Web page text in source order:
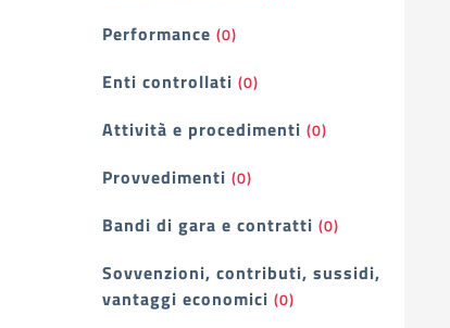
Performance (0)
Enti controllati (0)
Attività e procedimenti (0)
Provvedimenti (0)
Bandi di gara e contratti (0)
Sovvenzioni, contributi, sussidi,
vantaggi economici (0)